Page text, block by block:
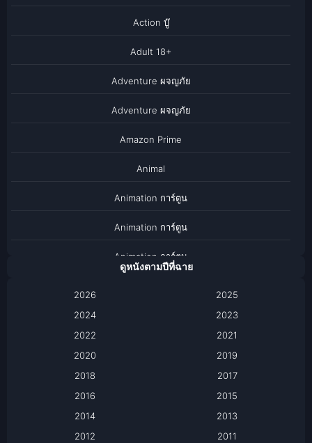
Action บู๊
Adult 18+
Adventure ผจญภัย
Adventure ผจญภัย
Amazon Prime
Animal
Animation การ์ตูน
Animation การ์ตูน
Animation การ์ตูน
Based on a True Story เรื่องจริง
Based on a True Story เรื่องจริง
ดูหนังตามปีที่ฉาย
2026
2025
2024
2023
2022
2021
2020
2019
2018
2017
2016
2015
2014
2013
2012
2011